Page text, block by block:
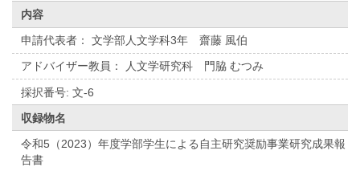
内容
申請代表者： 文学部人文学科3年 齋藤 風伯
アドバイザー教員： 人文学研究科 門脇 むつみ
採択番号: 文-6
収録物名
令和5（2023）年度学部学生による自主研究奨励事業研究成果報
告書